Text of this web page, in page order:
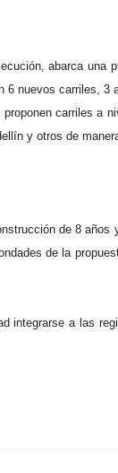
abarca una
6 nuevos carriles, 3
carriles a
y otros de
de 8
de la
integrarse a las